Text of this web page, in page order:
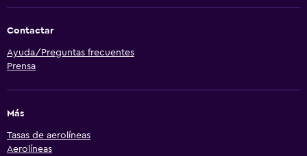
Contactar
Ayuda/Preguntas frecuentes
Prensa
Más
Tasas de aerolíneas
Aerolíneas